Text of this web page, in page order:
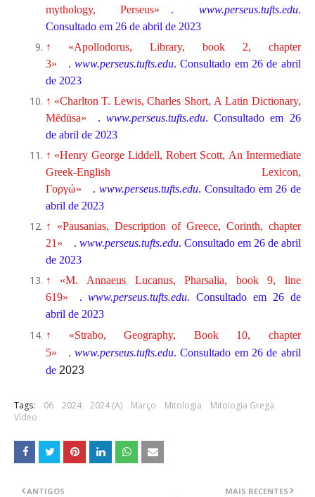
mythology, Perseus»
. www.perseus.tufts.edu.
Consultado em 26 de abril de 2023
↑
«Apollodorus, Library, book 2, chapter
3»
. www.perseus.tufts.edu. Consultado em 26 de abril
de 2023
↑ «Charlton T. Lewis, Charles Short, A Latin Dictionary,
Mĕdūsa»
. www.perseus.tufts.edu. Consultado em 26
de abril de 2023
↑ «Henry George Liddell, Robert Scott, An Intermediate
Greek-English Lexicon,
Γοργώ»
. www.perseus.tufts.edu. Consultado em 26 de
abril de 2023
↑
«Pausanias, Description of Greece, Corinth, chapter
21»
. www.perseus.tufts.edu. Consultado em 26 de abril
de 2023
↑
«M. Annaeus Lucanus, Pharsalia, book 9, line
619»
. www.perseus.tufts.edu. Consultado em 26 de
abril de 2023
↑
«Strabo, Geography, Book 10, chapter
5»
. www.perseus.tufts.edu. Consultado em 26 de abril
de 2023
Tags: 06 2024 2024 (A) Março Mitologia
Mitologia Grega
Vídeo
MAIS RECENTES
ANTIGOS